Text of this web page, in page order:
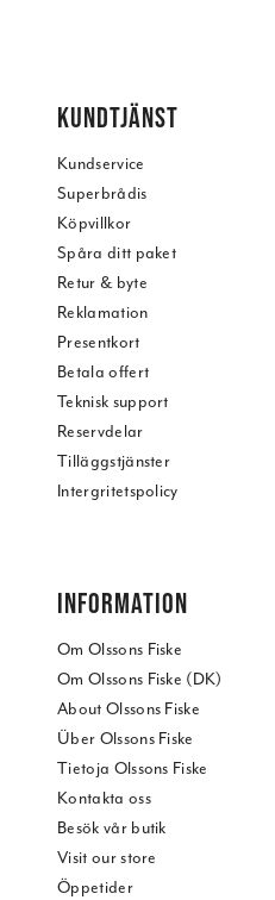
KUNDTJÄNST
Kundservice
Superbrådis
Köpvillkor
Spåra ditt paket
Retur & byte
Reklamation
Presentkort
Betala offert
Teknisk support
Reservdelar
Tilläggstjänster
Intergritetspolicy
INFORMATION
Om Olssons Fiske
Om Olssons Fiske (DK)
About Olssons Fiske
Über Olssons Fiske
Tietoja Olssons Fiske
Kontakta oss
Besök vår butik
Visit our store
Öppetider